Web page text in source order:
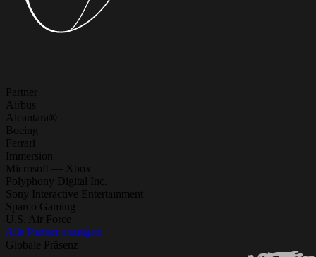
Partner
Airbus
Alcantara®
Boeing
Ferrari
Immersion
Microsoft — Xbox
Polyphony Digital Inc.
Sony Interactive Entertainment
Sparco Gaming
U.S. Air Force
Alle Partner anzeigen
Globale Präsenz